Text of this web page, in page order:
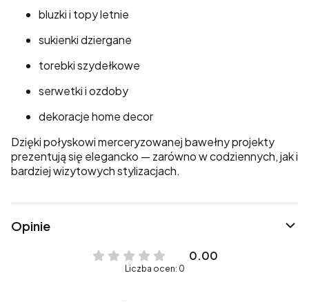
bluzki i topy letnie
sukienki dziergane
torebki szydełkowe
serwetki i ozdoby
dekoracje home decor
Dzięki połyskowi merceryzowanej bawełny projekty
prezentują się elegancko — zarówno w codziennych, jak i
bardziej wizytowych stylizacjach.
Opinie
0.00
Liczba ocen: 0